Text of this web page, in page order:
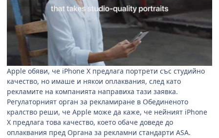
Apple обяви, че iPhone X предлага портрети със студийно
качество, но имаше и някои оплаквания, след като
рекламите на компанията направиха тази заявка.
Регулаторният орган за рекламиране в Обединеното
кралство реши, че Apple може да каже, че нейният iPhone
X предлага това качество, което обаче доведе до
оплаквания пред Органа за рекламни стандарти ASA.